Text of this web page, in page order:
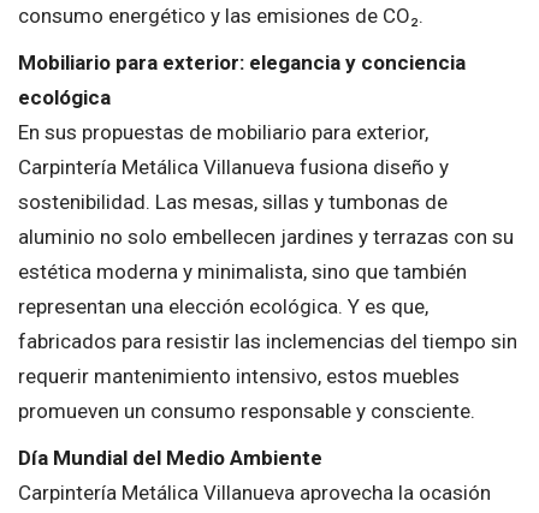
consumo energético y las emisiones de CO₂.
Mobiliario para exterior: elegancia y conciencia
ecológica
En sus propuestas de mobiliario para exterior,
Carpintería Metálica Villanueva fusiona diseño y
sostenibilidad. Las mesas, sillas y tumbonas de
aluminio no solo embellecen jardines y terrazas con su
estética moderna y minimalista, sino que también
representan una elección ecológica. Y es que,
fabricados para resistir las inclemencias del tiempo sin
requerir mantenimiento intensivo, estos muebles
promueven un consumo responsable y consciente.
Día Mundial del Medio Ambiente
Carpintería Metálica Villanueva aprovecha la ocasión